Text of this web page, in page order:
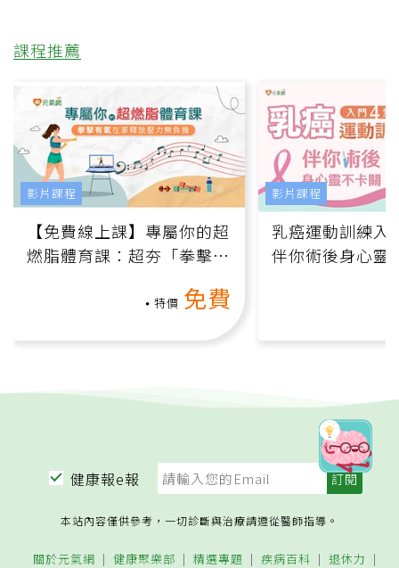
課程推薦
【免費線上課】專屬你的超
燃脂體育課：超夯「拳擊有
特價 免費
影片課程
乳癌運動訓練入
伴你術後身心靈
影片課程
健康報e報
本站內容僅供參考，一切診斷與治療請遵從醫師指導。
關於元氣網 健康聚樂部 精選專題 疾病百科 退休力